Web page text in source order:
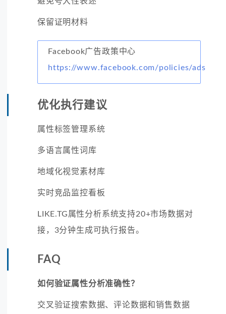
保留证明材料
Facebook广告政策中心
https://www.facebook.com/policies/ads
优化执行建议
属性标签管理系统
多语言属性词库
地域化视觉素材库
实时竞品监控看板
LIKE.TG属性分析系统支持20+市场数据对
接，3分钟生成可执行报告。
FAQ
如何验证属性分析准确性？
交叉验证搜索数据、评论数据和销售数据